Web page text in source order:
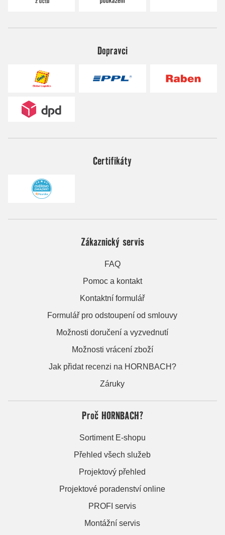
Dopravci
Certifikáty
Zákaznický servis
FAQ
Pomoc a kontakt
Kontaktní formulář
Formulář pro odstoupení od smlouvy
Možnosti doručení a vyzvednutí
Možnosti vrácení zboží
Jak přidat recenzi na HORNBACH?
Záruky
Proč HORNBACH?
Sortiment E-shopu
Přehled všech služeb
Projektový přehled
Projektové poradenství online
PROFI servis
Montážní servis